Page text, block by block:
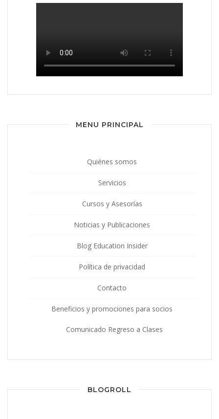
MENU PRINCIPAL
Quiénes somos
Servicios
Cursos y Asesorías
Noticias y Publicaciones
Blog Education Insider
Política de privacidad
Contacto
Beneficios y promociones para socios
Comunicado Regreso a Clases
BLOGROLL